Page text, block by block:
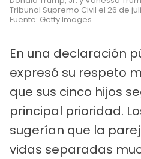
Tribunal Supremo Civil el 26 de
Fuente: Getty Images.
En una declaración
expresó su respeto
que sus cinco hijos
principal prioridad.
sugerían que la
vidas separadas